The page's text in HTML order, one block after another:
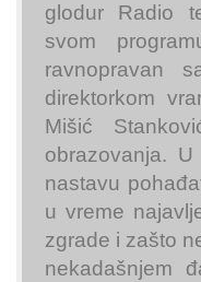
glodur Radio
svom
ravnopravan
direktorkom
Mišić
obrazovanja.
nastavu
u vreme
zgrade i zašto
nekadašnjem